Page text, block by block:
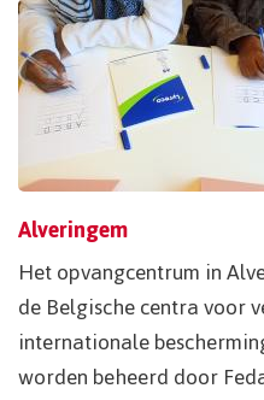
Alveringem
Het opvangcentrum in
de Belgische centra voor
internationale
worden beheerd door